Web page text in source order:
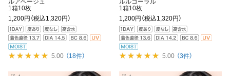
ルアベージュ
1箱10枚
1,200円 （税込1,320円）
5.00 （18件）
ルルコーラル
1箱10枚
1,200円 （税込1,320円）
5.00 （3件）